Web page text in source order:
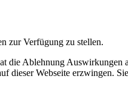
zur Verfügung zu stellen.
Ablehnung Auswirkungen
Webseite erzwingen.